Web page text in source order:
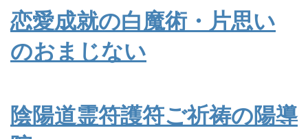
恋愛成就の白魔術・片思い
のおまじない
陰陽道霊符護符ご祈祷の陽導